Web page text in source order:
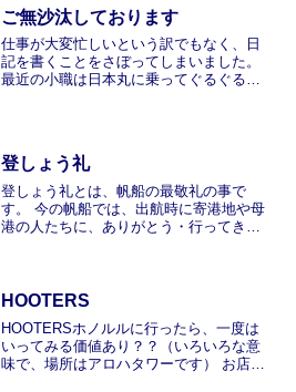
言。でも、これに懲りずまた...
ご無沙汰しております
仕事が大変忙しいという訳でもなく、日
記を書くことをさぼってしまいました。
最近の小職は日本丸に乗ってぐるぐる九
→東京→入渠→連続休暇と...
登しょう礼
登しょう礼とは、帆船の最敬礼の事で
す。 今の帆船では、出航時に寄港地や母
港の人たちに、ありがとう・行ってきま
す。訓練所時代はいつ...
HOOTERS
HOOTERSホノルルに行ったら、一度は
いってみる価値あり？？（いろいろな意
味で、場所はアロハタワーです） お店の